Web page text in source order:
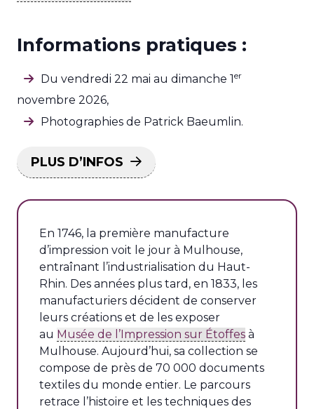
Informations pratiques :
Du vendredi 22 mai au dimanche 1er
novembre 2026,
Photographies de Patrick Baeumlin.
PLUS D’INFOS
En 1746, la première manufacture
d’impression voit le jour à Mulhouse,
entraînant l’industrialisation du Haut-
Rhin. Des années plus tard, en 1833, les
manufacturiers décident de conserver
leurs créations et de les exposer
au Musée de l’Impression sur Étoffes à
Mulhouse. Aujourd’hui, sa collection se
compose de près de 70 000 documents
textiles du monde entier. Le parcours
retrace l’histoire et les techniques des